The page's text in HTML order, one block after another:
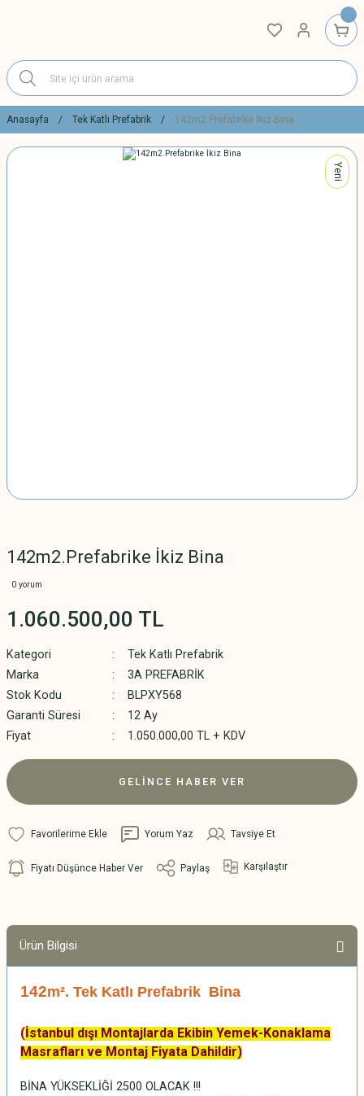
Anasayfa Tek Katlı Prefabrik 142m2.Prefabrike İkiz Bina
Yeni
142m2.Prefabrike İkiz Bina
0 yorum
1.060.500,00 TL
Kategori
Tek Katlı Prefabrik
Marka
3A PREFABRİK
Stok Kodu
BLPXY568
Garanti Süresi
12 Ay
Fiyat
1.050.000,00 TL + KDV
GELİNCE HABER VER
Yorum Yaz Tavsiye Et
Fiyatı Düşünce Haber Ver Paylaş Karşılaştır
Ürün Bilgisi
142m². Tek Katlı Prefabrik Bina
(İstanbul dışı Montajlarda Ekibin Yemek-Konaklama
Masrafları ve Montaj Fiyata Dahildir)
BİNA YÜKSEKLİĞİ 2500 OLACAK !!!